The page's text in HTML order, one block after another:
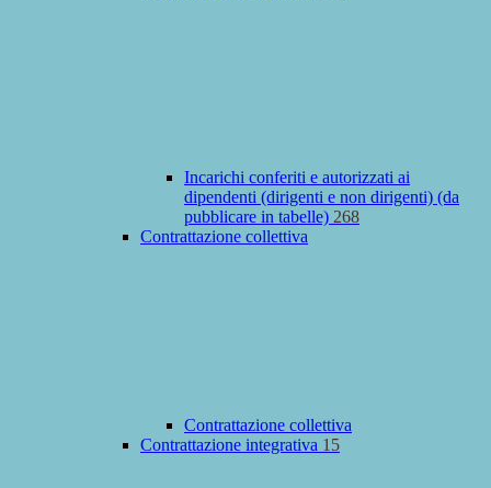
Incarichi conferiti e autorizzati ai
dipendenti (dirigenti e non dirigenti) (da
pubblicare in tabelle) 268
Contrattazione collettiva
Contrattazione collettiva
Contrattazione integrativa 15